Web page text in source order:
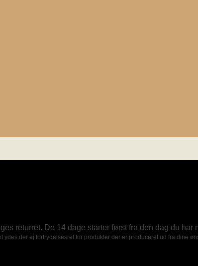
returret. De 14 dage starter først fra den dag du har
der ej fortrydelsesret for produkter der er produceret ud fra dine